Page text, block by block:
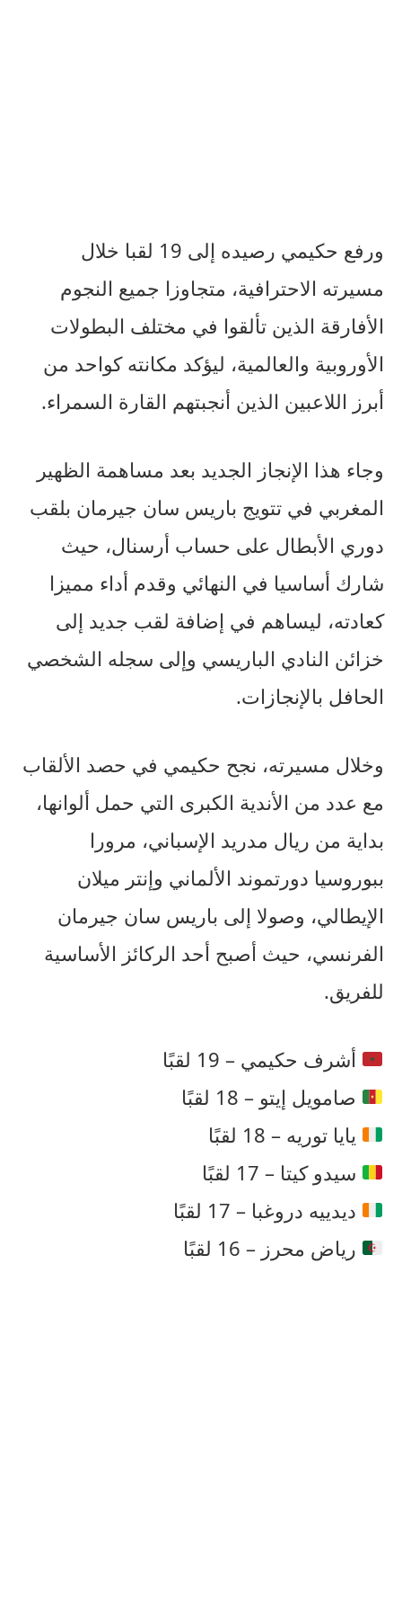
ورفع حكيمي رصيده إلى 19 لقبا خلال
مسيرته الاحترافية، متجاوزا جميع النجوم
الأفارقة الذين تألقوا في مختلف البطولات
الأوروبية والعالمية، ليؤكد مكانته كواحد من
أبرز اللاعبين الذين أنجبتهم القارة السمراء.
وجاء هذا الإنجاز الجديد بعد مساهمة الظهير
المغربي في تتويج باريس سان جيرمان بلقب
دوري الأبطال على حساب أرسنال، حيث
شارك أساسيا في النهائي وقدم أداء مميزا
كعادته، ليساهم في إضافة لقب جديد إلى
خزائن النادي الباريسي وإلى سجله الشخصي
الحافل بالإنجازات.
وخلال مسيرته، نجح حكيمي في حصد الألقاب
مع عدد من الأندية الكبرى التي حمل ألوانها،
بداية من ريال مدريد الإسباني، مرورا
ببوروسيا دورتموند الألماني وإنتر ميلان
الإيطالي، وصولا إلى باريس سان جيرمان
الفرنسي، حيث أصبح أحد الركائز الأساسية
للفريق.
أشرف حكيمي – 19 لقبًا
صامويل إيتو – 18 لقبًا
يايا توريه – 18 لقبًا
سيدو كيتا – 17 لقبًا
ديدييه دروغبا – 17 لقبًا
رياض محرز – 16 لقبًا